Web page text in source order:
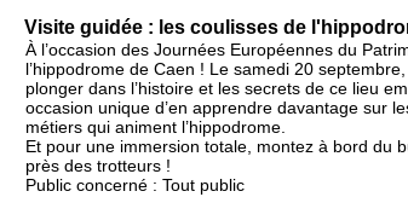
Visite guidée : les coulisses de
À l’occasion des Journées Européennes du
l’hippodrome de Caen ! Le samedi 20
plonger dans l’histoire et les secrets de ce lieu
occasion unique d’en apprendre davantage sur
métiers qui animent l’hippodrome.
Et pour une immersion totale, montez à bord du
près des trotteurs !
Public concerné : Tout public